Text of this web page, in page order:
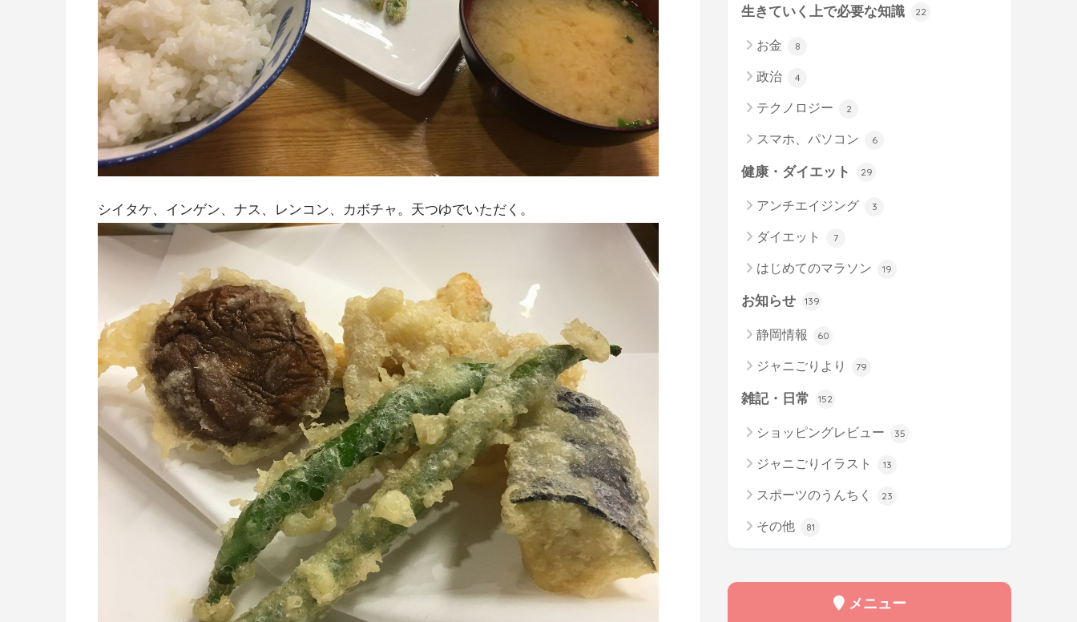
シイタケ、インゲン、ナス、レンコン、カボチャ。天つゆでいただく。
生きていく上で必要な知識 22
お金 8
政治 4
テクノロジー 2
スマホ、パソコン 6
健康・ダイエット 29
アンチエイジング 3
ダイエット 7
はじめてのマラソン 19
お知らせ 139
静岡情報 60
ジャニごりより 79
雑記・日常 152
ショッピングレビュー 35
ジャニごりイラスト 13
スポーツのうんちく 23
その他 81
メニュー